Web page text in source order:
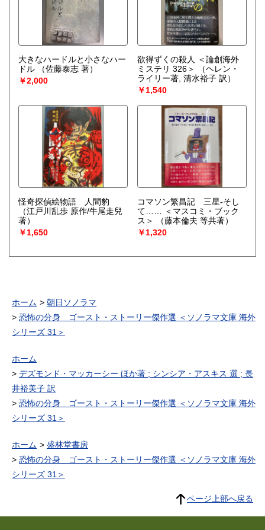
大きなハードルと小さなハー
ドル
（佐藤泰志 著）
￥2,000
欲得ずくの殺人 ＜論創海外
ミステリ 326＞
（ヘレン・
ライリー著, 清水裕子 訳）
￥1,540
怪奇探偵絵物語 人間豹
（江戸川乱歩 原作/牛尾走兒
著）
￥1,650
コマソン繁昌記 三星-そし
て…… ＜マスコミ・ブック
ス＞
（藤本倫夫 等共著）
￥1,320
ホーム
朝日ソノラマ
恐怖の分身 ゴースト・ストーリー傑作選 ＜ソノラマ文庫 海外
シリーズ 31＞
ホーム
デズモンド・マッカーシー ほか著 ; シンシア・アスキス 選 ; 長
井裕美子 訳
恐怖の分身 ゴースト・ストーリー傑作選 ＜ソノラマ文庫 海外
シリーズ 31＞
ホーム
盛林堂書房
恐怖の分身 ゴースト・ストーリー傑作選 ＜ソノラマ文庫 海外
シリーズ 31＞
ページ上部へ戻る